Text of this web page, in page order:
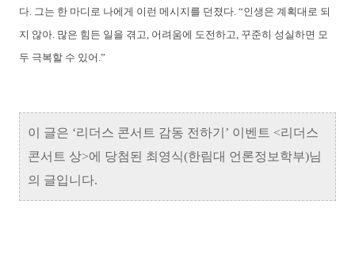
다. 그는 한 마디로 나에게 이런 메시지를 던졌다. “인생은 계획대로 되
지 않아. 많은 힘든 일을 겪고, 어려움에 도전하고, 꾸준히 성실하면 모
두 극복할 수 있어.”
이 글은 ‘리더스 콘서트 감동 전하기’ 이벤트 <리더스
콘서트 상>에 당첨된 최영식(한림대 언론정보학부)님
의 글입니다.